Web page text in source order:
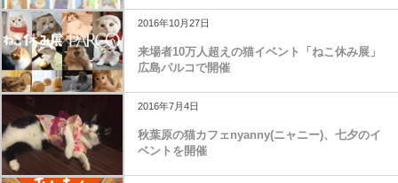
2016年10月27日
来場者10万人超えの猫イベント「ねこ休み展」
広島パルコで開催
2016年7月4日
秋葉原の猫カフェnyanny(ニャニー)、七夕のイ
ベントを開催